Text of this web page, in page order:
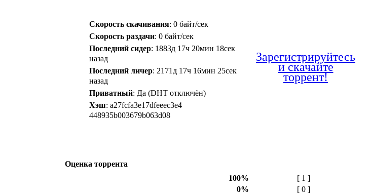
Скорость скачивания: 0 байт/сек
Скорость раздачи: 0 байт/сек
Последний сидер: 1883д 17ч 20мин 18сек
назад
Последний личер: 2171д 17ч 16мин 25сек
назад
Приватный: Да (DHT отключён)
Хэш: a27fcfa3e17dfeeec3e4
448935b003679b063d08
Зарегистрируйтесь
и скачайте
торрент!
Оценка торрента
100%
[ 1 ]
0%
[ 0 ]